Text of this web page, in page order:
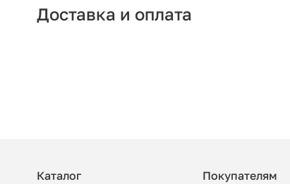
Доставка и оплата
Каталог Покупателям